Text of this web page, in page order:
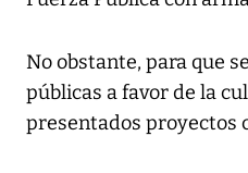
No obstante, para que
públicas a favor de la
presentados proyectos